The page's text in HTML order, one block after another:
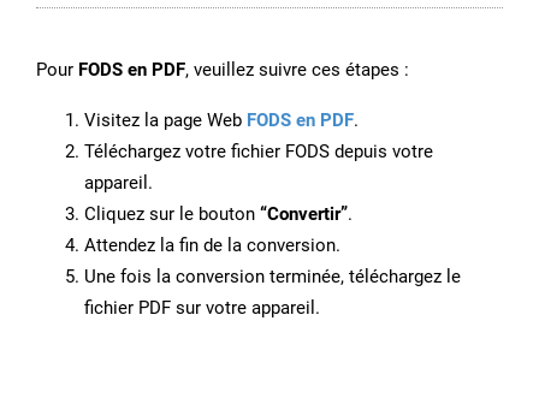
Pour FODS en PDF, veuillez suivre ces étapes :
Visitez la page Web FODS en PDF.
Téléchargez votre fichier FODS depuis votre
appareil.
Cliquez sur le bouton “Convertir”.
Attendez la fin de la conversion.
Une fois la conversion terminée, téléchargez le
fichier PDF sur votre appareil.